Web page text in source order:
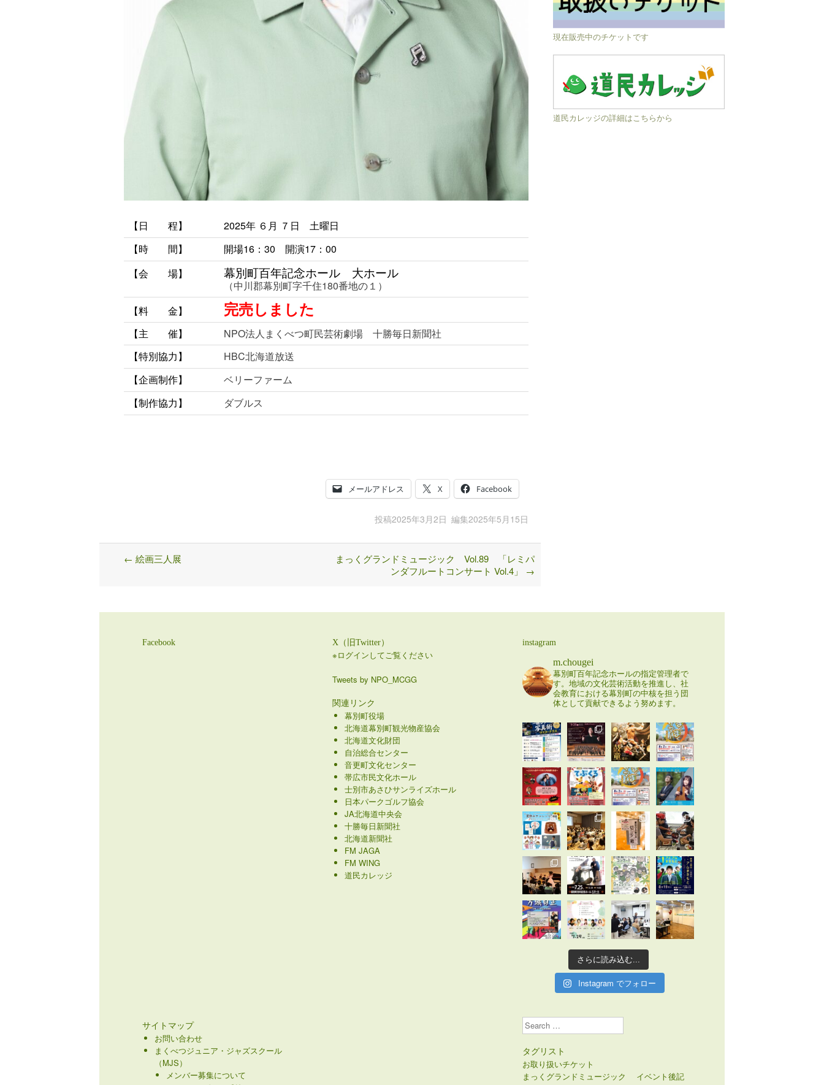
【日 程】 2025年 ６月 ７ 日 土曜日
【時 間】 開場16：30 開演17：00
【会 場】
幕別町百年記念ホール 大ホール
（中川郡幕別町字千住180番地の１）
【料 金】
完売しました
【主 催】
NPO法人まくべつ町民芸術劇場 十勝毎日新聞社
【特別協力】
HBC北海道放送
【企画制作】
ベリーファーム
【制作協力】
ダブルス
メールアドレス X Facebook
投稿2025年3月2日 編集2025年5月15日
Post
← 絵画三人展
まっくグランドミュージック Vol.89 「レミパ
ンダフルートコンサート Vol.4」 →
現在販売中のチケットです
道民カレッジの詳細はこちらから
Facebook
サイトマップ
お問い合わせ
まくべつジュニア・ジャズスクール
（MJS）
メンバー募集について
X（旧Twitter）
※ログインしてご覧ください
Tweets by NPO_MCGG
関連リンク
幕別町役場
北海道幕別町観光物産協会
北海道文化財団
自治総合センター
音更町文化センター
帯広市民文化ホール
士別市あさひサンライズホール
日本パークゴルフ協会
JA北海道中央会
十勝毎日新聞社
北海道新聞社
FM JAGA
FM WING
道民カレッジ
instagram
m.chougei
幕別町百年記念ホールの指定管理者で
す。地域の文化芸術活動を推進し、社
会教育における幕別町の中核を担う団
体として貢献できるよう努めます。
さらに読み込む...
Instagram でフォロー
Search
タグリスト
お取り扱いチケット
まっくグランドミュージック
イベント後記